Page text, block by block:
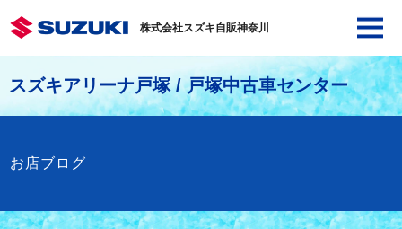
株式会社スズキ自販神奈川
スズキアリーナ戸塚 / 戸塚中古車センター
お店ブログ